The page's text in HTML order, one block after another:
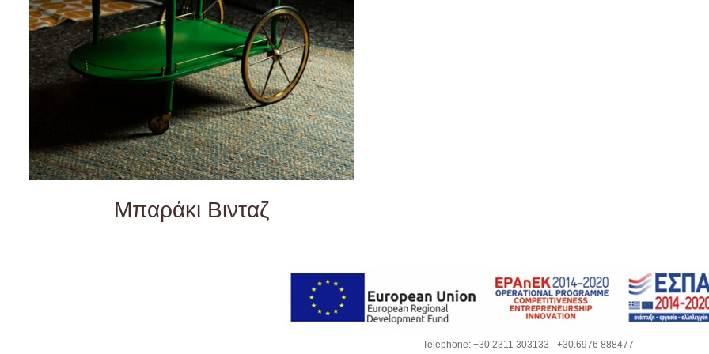
Μπαράκι Βινταζ
Telephone: +30.2311 303133 - +30.6976 888477